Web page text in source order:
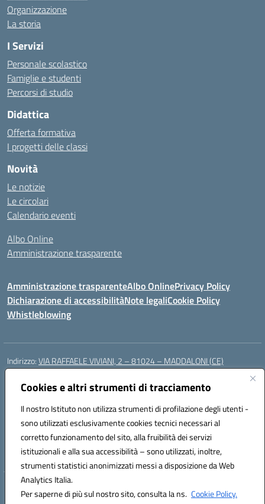
Cookies e altri strumenti di tracciamento
Il nostro Istituto non utilizza strumenti di profilazione degli utenti -
sono utilizzati esclusivamente cookies tecnici necessari al
corretto funzionamento del sito, alla fruibilità dei servizi
istituzionali e alla sua accessibilità – sono utilizzati, inoltre,
strumenti statistici anonimizzati messi a disposizione da Web
Analytics Italia.
Per saperne di più sul nostro sito, consulta la ns. Cookie Policy.
Organizzazione
La storia
I Servizi
Personale scolastico
Famiglie e studenti
Percorsi di studio
Didattica
Offerta formativa
I progetti delle classi
Novità
Le notizie
Le circolari
Calendario eventi
Albo Online
Amministrazione trasparente
Amministrazione trasparenteAlbo OnlinePrivacy Policy
Dichiarazione di accessibilitàNote legaliCookie Policy
Whistleblowing
Indirizzo:VIA RAFFAELE VIVIANI, 2 – 81024 – MADDALONI (CE)
Centralino:
Posta elettronica certificata (PEC):ceic8av00r@pec.istruzione.it
Codice fiscale: 93086020612
Codice meccanografico:CEIC8AV00R
Codice Indice delle Pubbliche Amministrazioni (IPA): icamm
Codice unico di fatturazione (CUF): UF8WE6
Hosting & Powered by 3D Solution S.r.l.